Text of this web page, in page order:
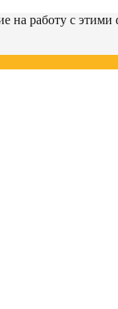
на работу с